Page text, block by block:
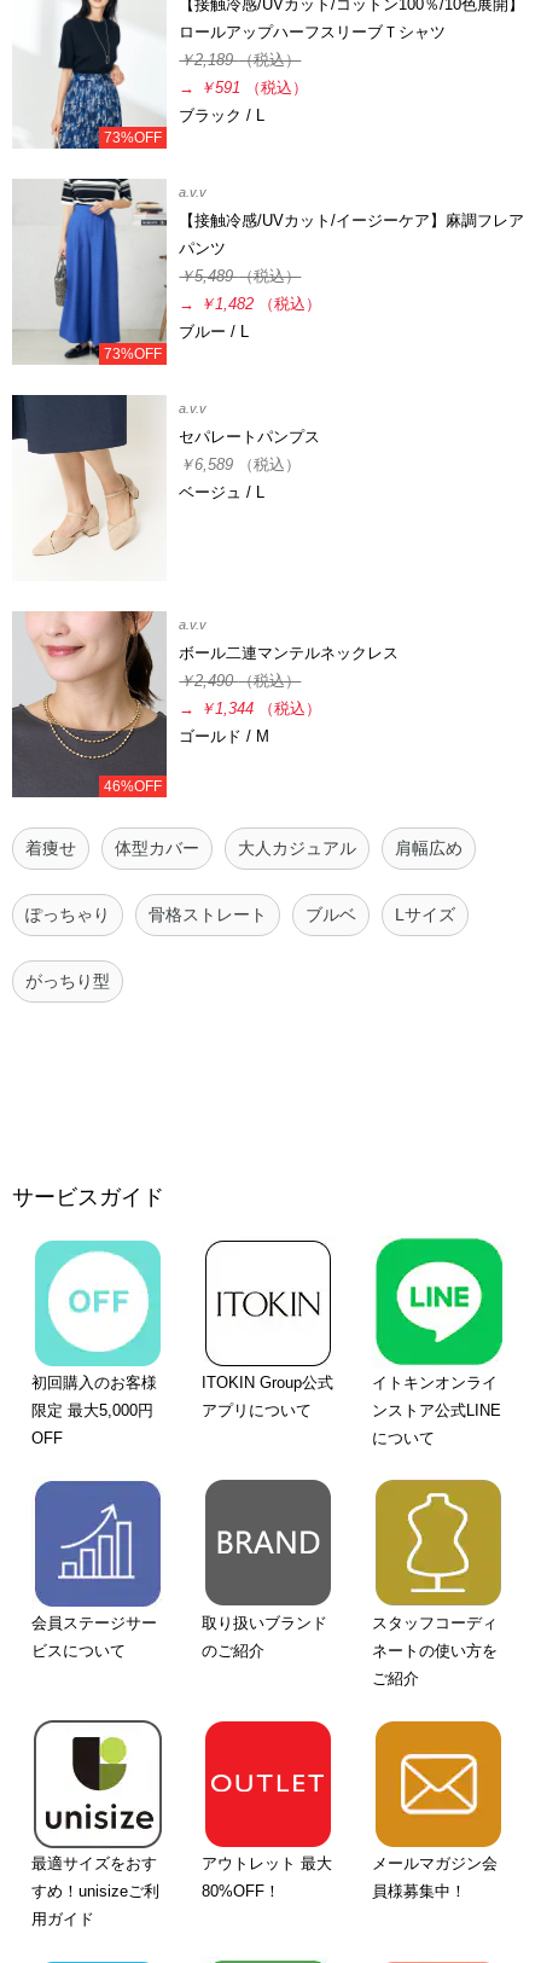
73%OFF
【接触冷感/UVカット/コットン100％/10色展開】
ロールアップハーフスリーブＴシャツ
￥2,189（税込）
→
￥591
（税込）
ブラック / L
73%OFF
a.v.v
【接触冷感/UVカット/イージーケア】麻調フレア
パンツ
￥5,489（税込）
→
￥1,482
（税込）
ブルー / L
a.v.v
セパレートパンプス
￥6,589
（税込）
ベージュ / L
46%OFF
a.v.v
ボール二連マンテルネックレス
￥2,490（税込）
→
￥1,344
（税込）
ゴールド / M
着痩せ 体型カバー 大人カジュアル 肩幅広め
ぽっちゃり 骨格ストレート ブルベ Lサイズ
がっちり型
サービスガイド
初回購入のお客様
限定 最大5,000円
OFF
ITOKIN Group公式
アプリについて
イトキンオンライ
ンストア公式LINE
について
会員ステージサー
ビスについて
取り扱いブランド
のご紹介
スタッフコーディ
ネートの使い方を
ご紹介
最適サイズをおす
すめ！unisizeご利
用ガイド
アウトレット 最大
80%OFF！
メールマガジン会
員様募集中！